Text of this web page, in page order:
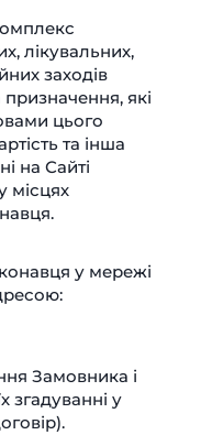
лікувальних,
заходів
які
цього
та інша
на Сайті
місцях
у мережі
Замовника і
згадуванні у